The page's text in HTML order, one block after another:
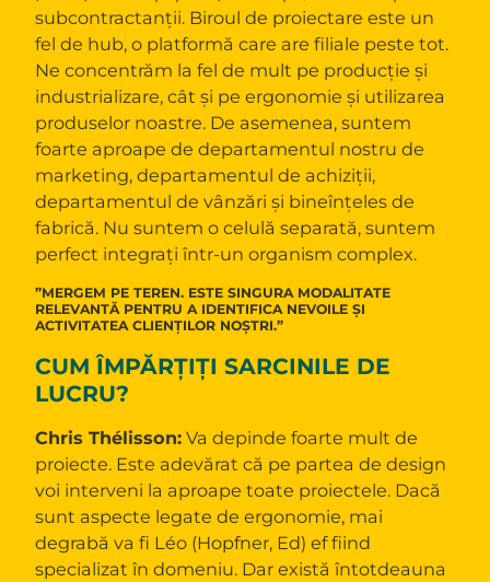
subcontractanții. Biroul de proiectare este un
fel de hub, o platformă care are filiale peste tot.
Ne concentrăm la fel de mult pe producție și
industrializare, cât și pe ergonomie și utilizarea
produselor noastre. De asemenea, suntem
foarte aproape de departamentul nostru de
marketing, departamentul de achiziții,
departamentul de vânzări și bineînțeles de
fabrică. Nu suntem o celulă separată, suntem
perfect integrați într-un organism complex.
”MERGEM PE TEREN. ESTE SINGURA MODALITATE
RELEVANTĂ PENTRU A IDENTIFICA NEVOILE ȘI
ACTIVITATEA CLIENȚILOR NOȘTRI.”
CUM ÎMPĂRȚIȚI SARCINILE DE
LUCRU?
Chris Thélisson:Va depinde foarte mult de
proiecte. Este adevărat că pe partea de design
voi interveni la aproape toate proiectele. Dacă
sunt aspecte legate de ergonomie, mai
degrabă va fi Léo (Hopfner, Ed) ef fiind
specializat în domeniu. Dar există întotdeauna